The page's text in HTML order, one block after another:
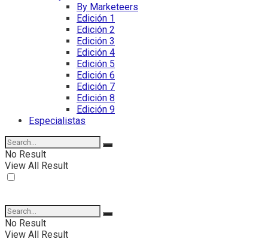
By Marketeers
Edición 1
Edición 2
Edición 3
Edición 4
Edición 5
Edición 6
Edición 7
Edición 8
Edición 9
Especialistas
No Result
View All Result
No Result
View All Result